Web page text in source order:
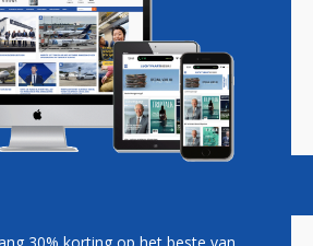
Podcasts Vacatures